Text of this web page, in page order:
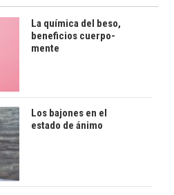
La química del beso,
beneficios cuerpo-
mente
Los bajones en el
estado de ánimo